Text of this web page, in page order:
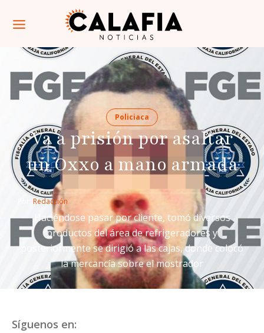
Policiaca
Va a prisión por asaltar
un Oxxo a mano armada
Redacción
Haciéndose pasar por cliente, tomó diversos
productos del área de refrigeradores y
posteriormente se dirigió a las cajas, donde colocó
la mercancía sobre el mostrador
Síguenos en: